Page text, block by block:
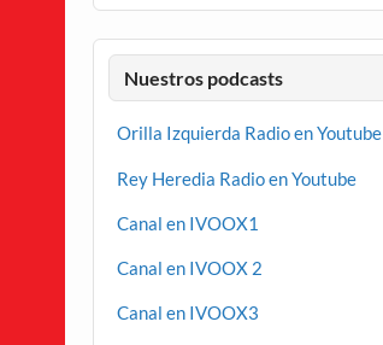
Nuestros podcasts
Orilla Izquierda Radio en Youtube
Rey Heredia Radio en Youtube
Canal en IVOOX1
Canal en IVOOX 2
Canal en IVOOX3